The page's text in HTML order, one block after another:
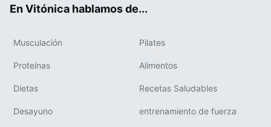
En Vitónica hablamos de...
Musculación Pilates
Proteínas Alimentos
Dietas Recetas Saludables
Desayuno entrenamiento de fuerza